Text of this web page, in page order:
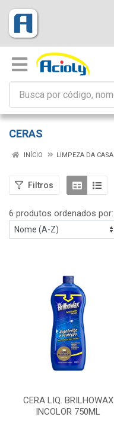
CERAS
INÍCIO LIMPEZA DA CASA
Filtros
6 produtos ordenados por:
CERA LIQ. BRILHOWAX
INCOLOR 750ML